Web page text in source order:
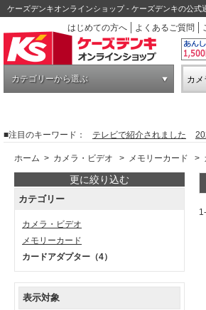
ケーズデンキオンラインショップ - ケーズデンキの公式
はじめての方へ
よくあるご質問
カテゴリーから選ぶ カメ
■注目のキーワード： テレビで紹介されました
ホーム > カメラ・ビデオ > メモリーカード >
更に絞り込む
カテゴリー
カメラ・ビデオ
メモリーカード
カードアダプター （4）
表示対象